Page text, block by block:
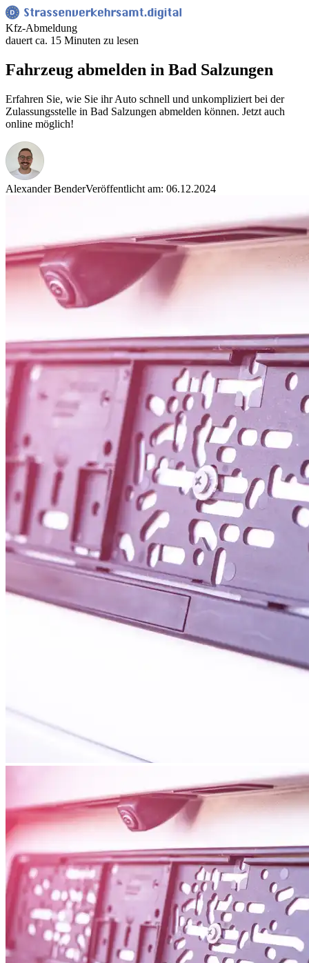
Kfz-Abmeldung
dauert ca. 15 Minuten zu lesen
Fahrzeug abmelden in Bad Salzungen
Erfahren Sie, wie Sie ihr Auto schnell und unkompliziert bei der
Zulassungsstelle in Bad Salzungen abmelden können. Jetzt auch
online möglich!
Alexander BenderVeröffentlicht am: 06.12.2024